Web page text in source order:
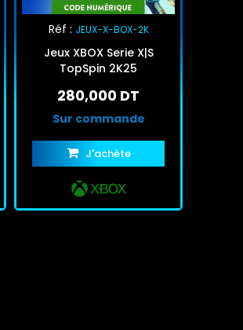
Réf : JEUX-X-BOX-2K
Jeux XBOX Serie X|S
TopSpin 2K25
280,000 DT
Sur commande
J'achète